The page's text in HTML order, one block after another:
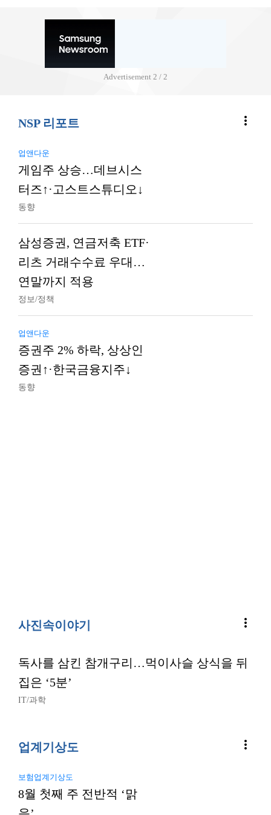
Advertisement 2 / 2
NSP 리포트 more_vert
업앤다운
게임주 상승…데브시스
터즈↑·고스트스튜디오↓
동향
삼성증권, 연금저축 ETF·
리츠 거래수수료 우대…
연말까지 적용
정보/정책
업앤다운
증권주 2% 하락, 상상인
증권↑·한국금융지주↓
동향
사진속이야기 more_vert
독사를 삼킨 참개구리…먹이사슬 상식을 뒤
집은 ‘5분’
IT/과학
업계기상도 more_vert
보험업계기상도
8월 첫째 주 전반적 ‘맑